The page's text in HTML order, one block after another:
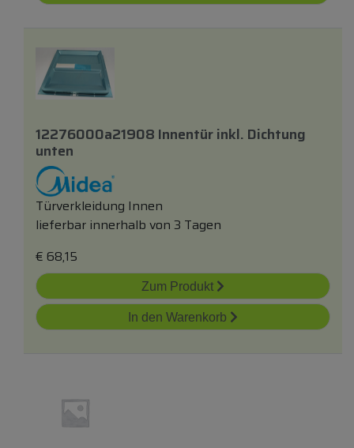
12276000a21908 Innentürinkl. Dichtung
unten
Türverkleidung Innen
lieferbar innerhalb von 3 Tagen
€ 68,15
Zum Produkt
In den Warenkorb